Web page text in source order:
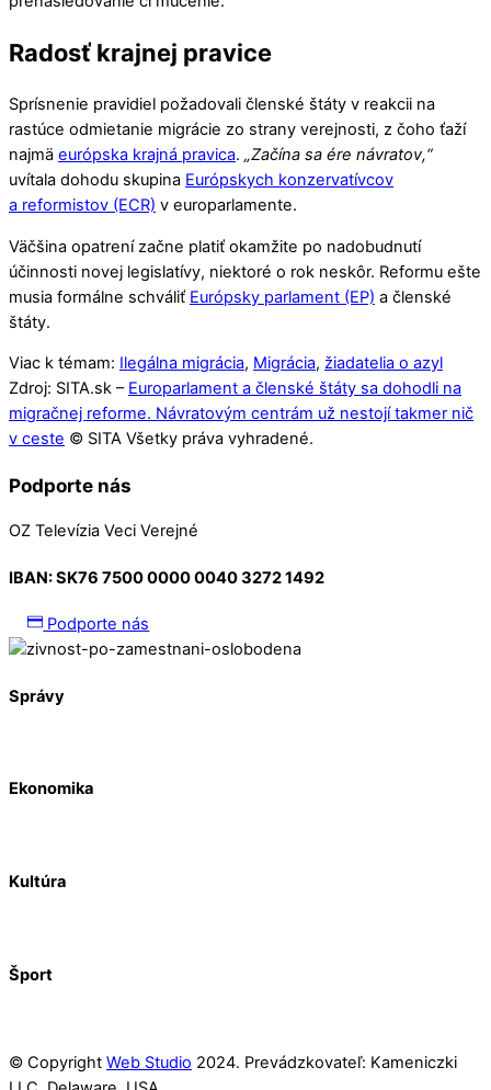
Radosť krajnej pravice
Sprísnenie pravidiel požadovali členské štáty v reakcii na
rastúce odmietanie migrácie zo strany verejnosti, z čoho ťaží
najmä európska krajná pravica. „Začína sa ére návratov,“
uvítala dohodu skupina Európskych konzervatívcov
a reformistov (ECR) v europarlamente.
Väčšina opatrení začne platiť okamžite po nadobudnutí
účinnosti novej legislatívy, niektoré o rok neskôr. Reformu ešte
musia formálne schváliť Európsky parlament (EP) a členské
štáty.
Viac k témam: Ilegálna migrácia, Migrácia, žiadatelia o azyl
Zdroj: SITA.sk – Europarlament a členské štáty sa dohodli na
migračnej reforme. Návratovým centrám už nestojí takmer nič
v ceste © SITA Všetky práva vyhradené.
Podporte nás
OZ Televízia Veci Verejné
IBAN:SK76 7500 0000 0040 3272 1492
Podporte nás
Správy
Ekonomika
Kultúra
Šport
© Copyright Web Studio 2024. Prevádzkovateľ: Kameniczki